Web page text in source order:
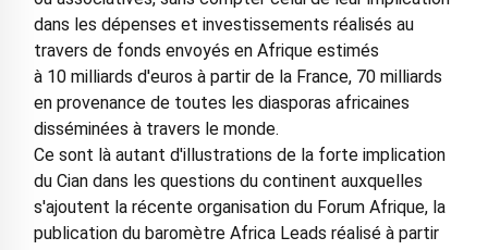
dans les dépenses et investissements réalisés au
travers de fonds envoyés en Afrique estimés
à 10 milliards d'euros à partir de la France, 70 milliards
en provenance de toutes les diasporas africaines
disséminées à travers le monde.
Ce sont là autant d'illustrations de la forte implication
du Cian dans les questions du continent auxquelles
s'ajoutent la récente organisation du Forum Afrique, la
publication du baromètre Africa Leads réalisé à partir